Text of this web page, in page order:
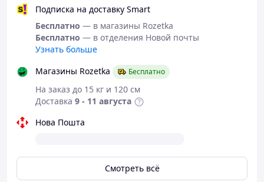
Области эпиляции:все тело
Длина волны:570–1100 нм
Площадь импульса:3 см²
Лазерный эпиляторSiskis
Упаковка
Рекомендовано для:
Использование дома
Удаление волос на ногах, руках, подмышках,
Подписка на доставку Smart
Бесплатно — в магазины Rozetka
Бесплатно — в отделения Новой почты
Узнать больше
Магазины Rozetka
Бесплатно
На заказ до 15 кг и 120 см
Доставка 9 - 11 августа
Нова Пошта
Смотреть всё